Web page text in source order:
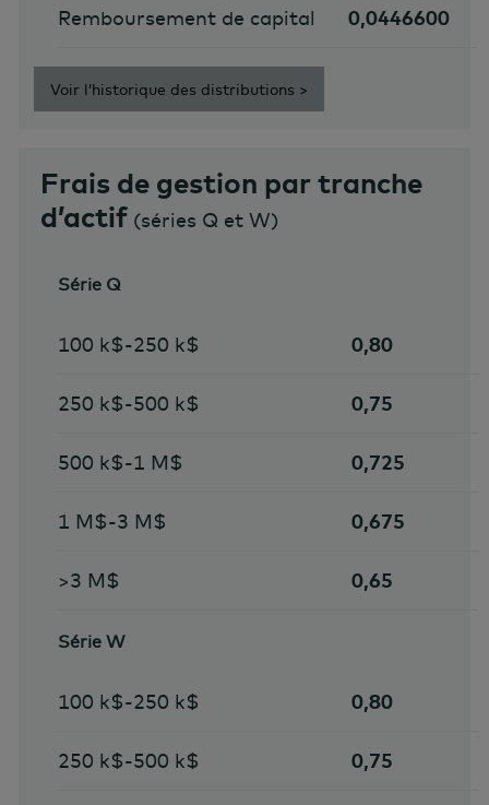
Remboursement de capital 0,0446600
Voir l’historique des distributions >
Frais de gestion par tranche
d’actif (séries Q et W)
Série Q
100 k$-250 k$ 0,80
250 k$-500 k$ 0,75
500 k$-1 M$ 0,725
1 M$-3 M$ 0,675
>3 M$ 0,65
Série W
100 k$-250 k$ 0,80
250 k$-500 k$ 0,75